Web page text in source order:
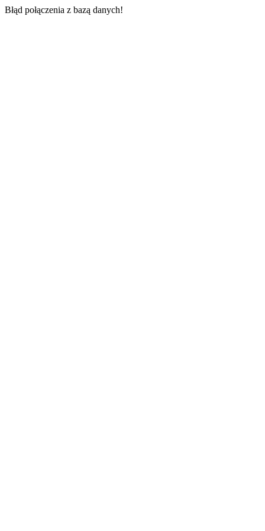
Błąd połączenia z bazą danych!